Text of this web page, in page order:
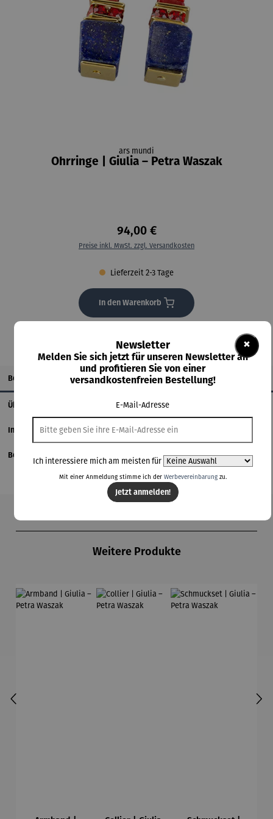
ars mundi
Ohrringe | Giulia – Petra Waszak
94,00 €
Preise inkl. MwSt. zzgl. Versandkosten
Lieferzeit 2-3 Tage
In den Warenkorb
Beschreibung
Über den Künstler
Informationen zum Hersteller
Bewertungen
Weitere Produkte
×
Newsletter
Melden Sie sich jetzt für unseren Newsletter an
und profitieren Sie von einer
versandkostenfreien Bestellung!
E-Mail-Adresse
Ich interessiere mich am meisten für
Mit einer Anmeldung stimme ich der Werbevereinbarungzu.
Jetzt anmelden!